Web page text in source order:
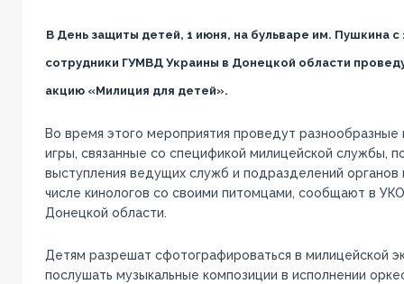
В День защиты детей, 1 июня, на бульваре им. Пушкина с
сотрудники ГУМВД Украины в Донецкой области
акцию «Милиция для детей».
Во время этого мероприятия проведут разнообразные
игры, связанные со спецификой милицейской службы,
выступления ведущих служб и подразделений органов
числе кинологов со своими питомцами, сообщают в
Донецкой области.
Детям разрешат сфотографироваться в милицейской
послушать музыкальные композиции в исполнении